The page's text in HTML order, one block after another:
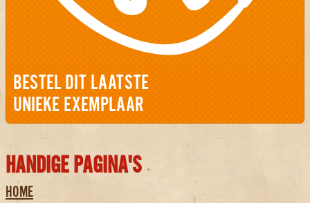
BESTEL DIT LAATSTE
UNIEKE EXEMPLAAR
HANDIGE PAGINA'S
HOME